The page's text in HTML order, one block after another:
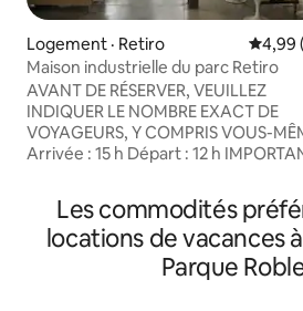
Logement · Retiro Note
4,99
Maison industrielle du parc Retiro
AVANT DE RÉSERVER, VEUILLEZ
INDIQUER LE NOMBRE EXACT DE
VOYAGEURS, Y COMPRIS VOUS-
Arrivée : 15 h Départ : 12 h IMPORTANT :
PHOTO, TOURNAGE POUR DES
PUBLICITÉS, CHAÎNES YOUTUBE,
VLOGS, etc. ENTIÈREMENT
ENREGISTREMENTS DE BASE DE
QUELQUE NATURE QUE CE SOIT, à
Les commodités
locations de vacances
Parque